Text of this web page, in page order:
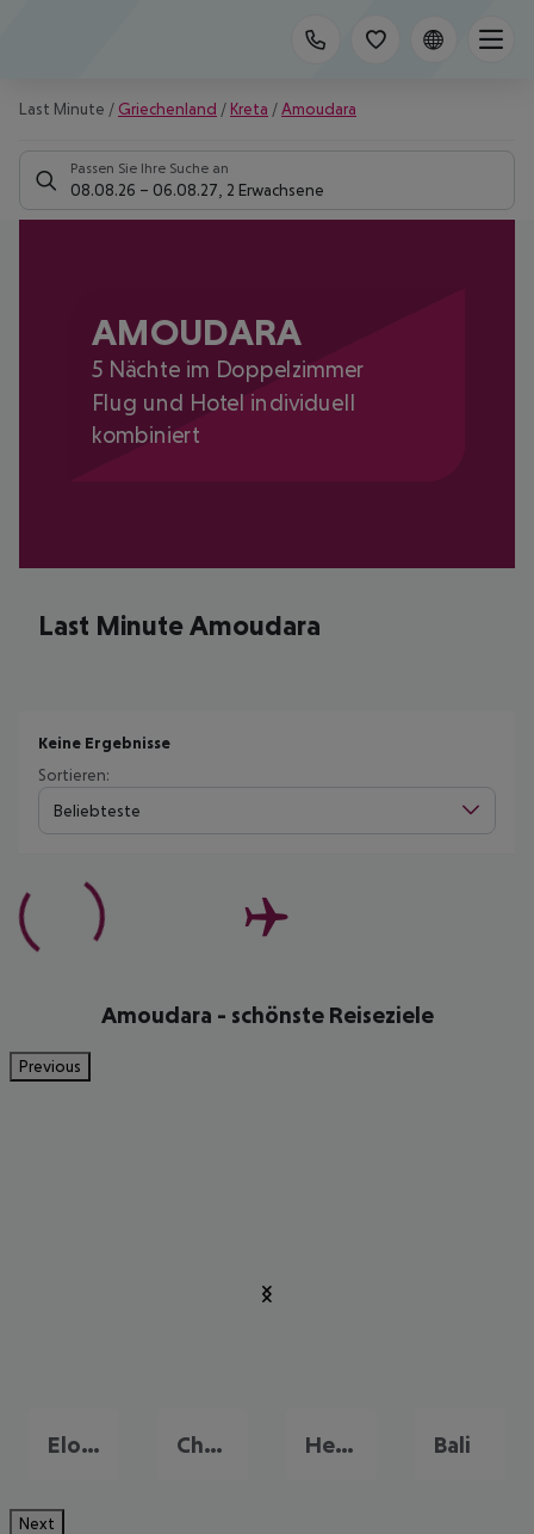
Last Minute / Griechenland / Kreta /Amoudara
Passen Sie Ihre Suche an
08.08.26 – 06.08.27 2 Erwachsene
AMOUDARA
5 Nächte im Doppelzimmer
Flug und Hotel individuell
kombiniert
Last Minute Amoudara
Keine Ergebnisse
Sortieren:
Beliebteste
Amoudara - schönste Reiseziele
Previous
Elounda Chersonissos Heraklion Bali
Next